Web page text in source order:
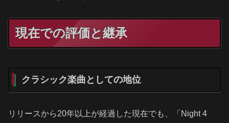
現在での評価と継承
クラシック楽曲としての地位
リリースから20年以上が経過した現在でも、「Night 4